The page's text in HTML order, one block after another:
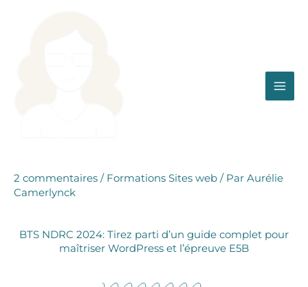
2 commentaires / Formations Sites web / Par Aurélie
Camerlynck
BTS NDRC 2024: Tirez parti d’un guide complet pour
maîtriser WordPress et l’épreuve E5B